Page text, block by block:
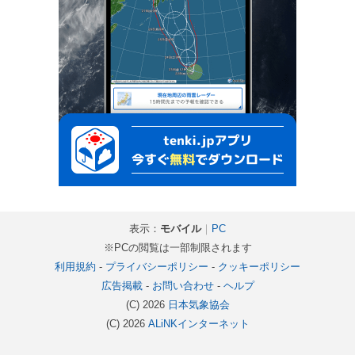
表示： モバイル｜ PC
※PCの閲覧は一部制限されます
利用規約 - プライバシーポリシー - クッキーポリシー
広告掲載- お問い合わせ- ヘルプ
(C) 2026 日本気象協会
(C) 2026 ALiNKインターネット